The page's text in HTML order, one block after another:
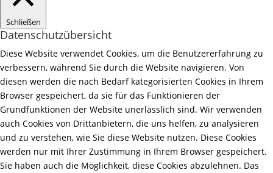
Schließen
Datenschutzübersicht
Diese Website verwendet Cookies, um die Benutzererfahrung zu
verbessern, während Sie durch die Website navigieren. Von
diesen werden die nach Bedarf kategorisierten Cookies in Ihrem
Browser gespeichert, da sie für das Funktionieren der
Grundfunktionen der Website unerlässlich sind. Wir verwenden
auch Cookies von Drittanbietern, die uns helfen, zu analysieren
und zu verstehen, wie Sie diese Website nutzen. Diese Cookies
werden nur mit Ihrer Zustimmung in Ihrem Browser gespeichert.
Sie haben auch die Möglichkeit, diese Cookies abzulehnen. Das